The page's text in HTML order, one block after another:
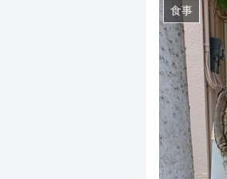
食事